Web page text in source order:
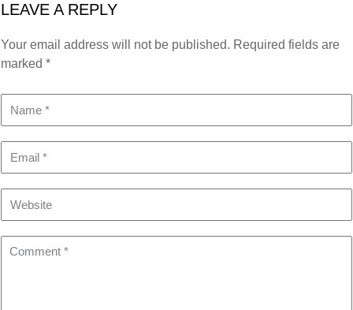
LEAVE A REPLY
Your email address will not be published. Required fields are
marked *